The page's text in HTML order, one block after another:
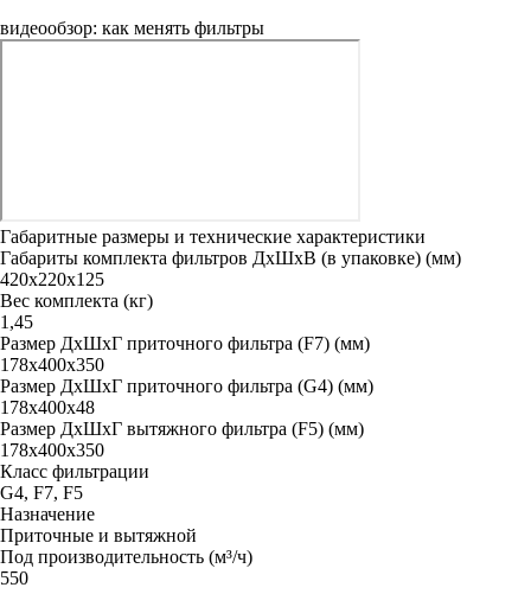
видеообзор: как менять фильтры
Габаритные размеры и технические характеристики
Габариты комплекта фильтров ДxШxВ (в упаковке) (мм)
420х220х125
Вес комплекта (кг)
1,45
Размер ДxШxГ приточного фильтра (F7) (мм)
178х400х350
Размер ДxШxГ приточного фильтра (G4) (мм)
178х400х48
Размер ДxШxГ вытяжного фильтра (F5) (мм)
178х400х350
Класс фильтрации
G4, F7, F5
Назначение
Приточные и вытяжной
Под производительность (м³/ч)
550